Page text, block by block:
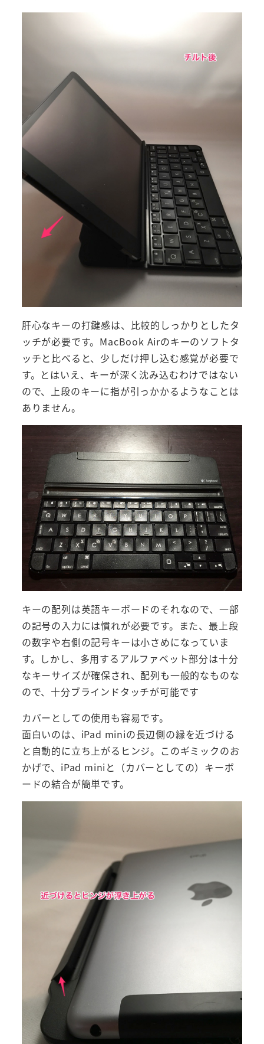
肝心なキーの打鍵感は、比較的しっかりとしたタ
ッチが必要です。MacBook Airのキーのソフトタ
ッチと比べると、少しだけ押し込む感覚が必要で
す。とはいえ、キーが深く沈み込むわけではない
ので、上段のキーに指が引っかかるようなことは
ありません。
キーの配列は英語キーボードのそれなので、一部
の記号の入力には慣れが必要です。また、最上段
の数字や右側の記号キーは小さめになっていま
す。しかし、多用するアルファベット部分は十分
なキーサイズが確保され、配列も一般的なものな
ので、十分ブラインドタッチが可能です
カバーとしての使用も容易です。
面白いのは、iPad miniの長辺側の縁を近づける
と自動的に立ち上がるヒンジ。このギミックのお
かげで、iPad miniと（カバーとしての）キーボ
ードの結合が簡単です。